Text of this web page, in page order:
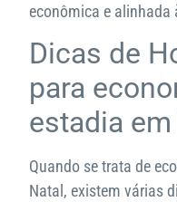
econômica e alinhada
Dicas de
para
estadia
Quando se trata de
Natal, existem várias